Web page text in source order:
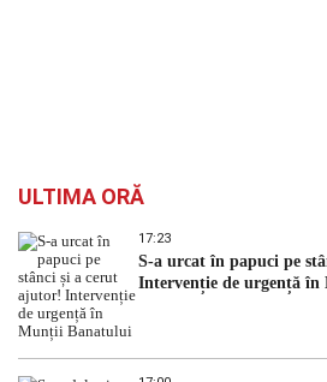
ULTIMA ORĂ
17:23
S-a urcat în papuci pe
Intervenție de urgență